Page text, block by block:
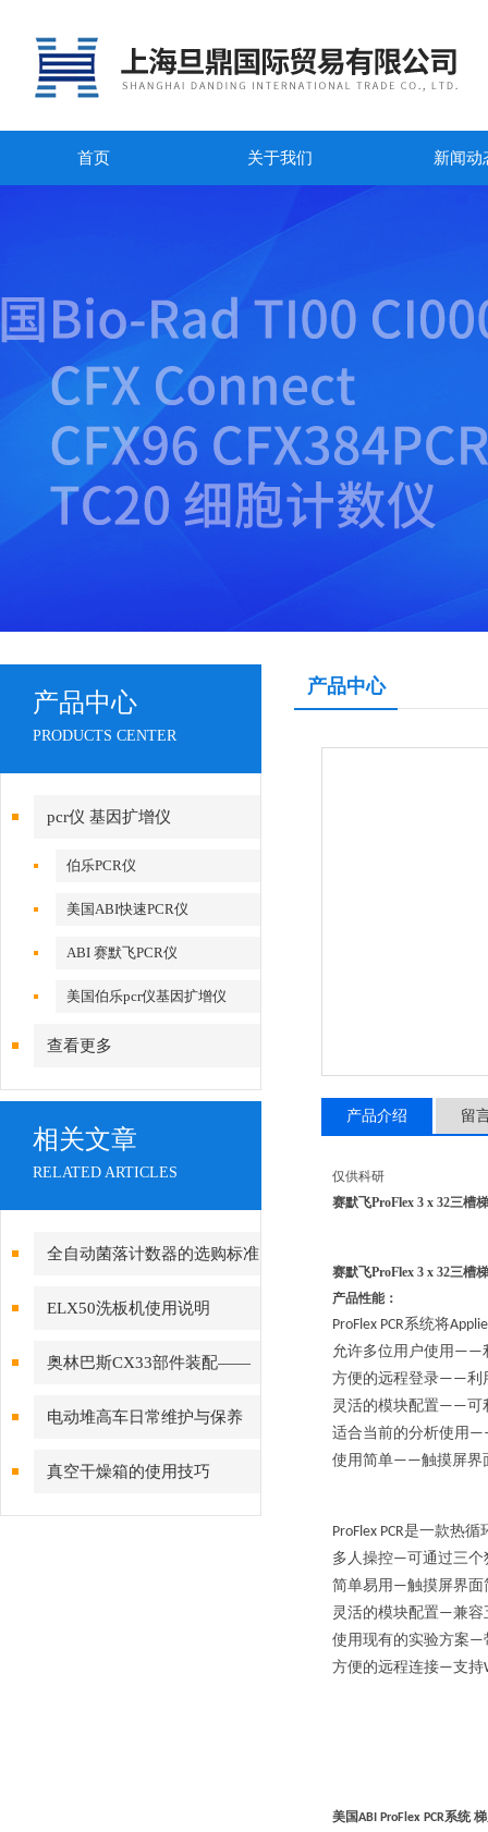
首页 关于我们 新闻动
产品中心
PRODUCTS CENTER
pcr仪 基因扩增仪
伯乐PCR仪
美国ABI快速PCR仪
ABI 赛默飞PCR仪
美国伯乐pcr仪基因扩增仪
查看更多
相关文章
RELATED ARTICLES
全自动菌落计数器的选购标准
ELX50洗板机使用说明
奥林巴斯CX33部件装配——
目镜的安装
电动堆高车日常维护与保养
真空干燥箱的使用技巧
产品中心
产品介绍 留
仅供科研
赛默飞ProFlex 3 x 32三槽
赛默飞ProFlex 3 x 32三槽
产品性能：
ProFlex PCR系统将
允许多位用户使用 ——
方便的远程登录——利
灵活的模块配置——可
适合当前的分析使用
使用简单——触摸屏界
ProFlex PCR是一款热循
多人操控—可通过三个
简单易用 —触摸屏界面
灵活的模块配置—兼容
使用现有的实验方案—
方便的远程连接—支持
美国ABI ProFlex PCR系统